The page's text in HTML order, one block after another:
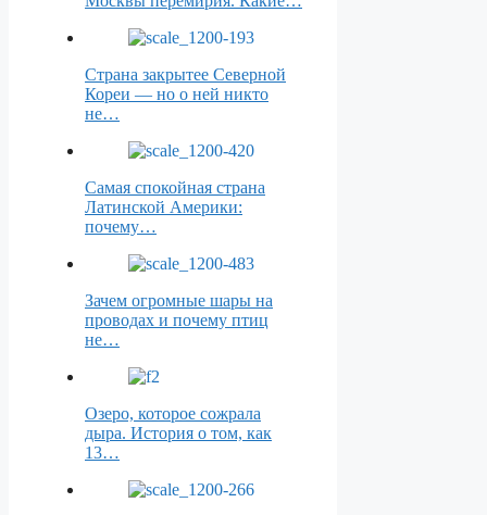
Страна закрытее Северной
Кореи — но о ней никто
не…
Самая спокойная страна
Латинской Америки:
почему…
Зачем огромные шары на
проводах и почему птиц
не…
Озеро, которое сожрала
дыра. История о том, как
13…